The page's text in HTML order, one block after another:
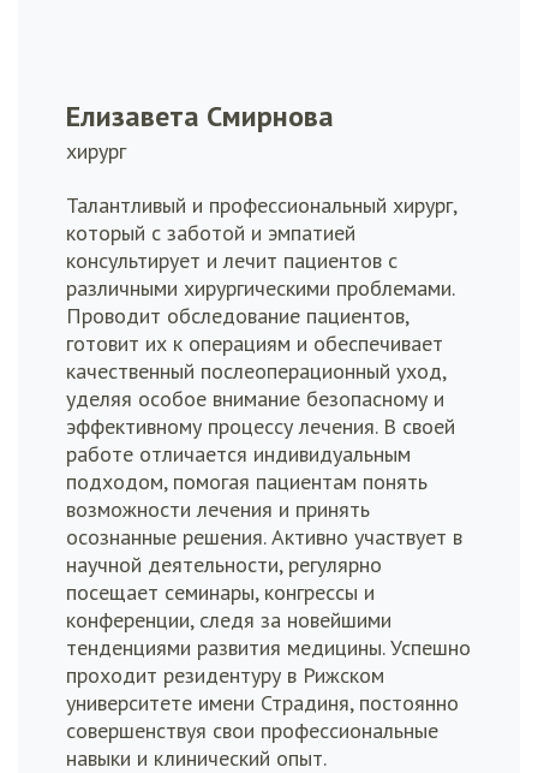
Елизавета Смирнова
хирург
Талантливый и профессиональный хирург,
который с заботой и эмпатией
консультирует и лечит пациентов с
различными хирургическими проблемами.
Проводит обследование пациентов,
готовит их к операциям и обеспечивает
качественный послеоперационный уход,
уделяя особое внимание безопасному и
эффективному процессу лечения. В своей
работе отличается индивидуальным
подходом, помогая пациентам понять
возможности лечения и принять
осознанные решения. Активно участвует в
научной деятельности, регулярно
посещает семинары, конгрессы и
конференции, следя за новейшими
тенденциями развития медицины. Успешно
проходит резидентуру в Рижском
университете имени Страдиня, постоянно
совершенствуя свои профессиональные
навыки и клинический опыт.